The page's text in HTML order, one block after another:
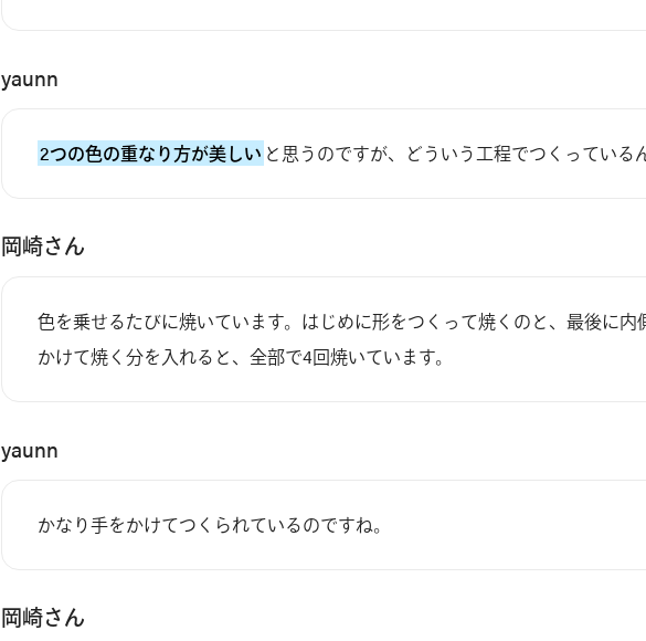
yaunn
2つの色の重なり方が美しい と思うのですが、どういう工程でつくっている
岡崎さん
色を乗せるたびに焼いています。はじめに形をつくって焼くのと、最後に内
かけて焼く分を入れると、全部で4回焼いています。
yaunn
かなり手をかけてつくられているのですね。
岡崎さん